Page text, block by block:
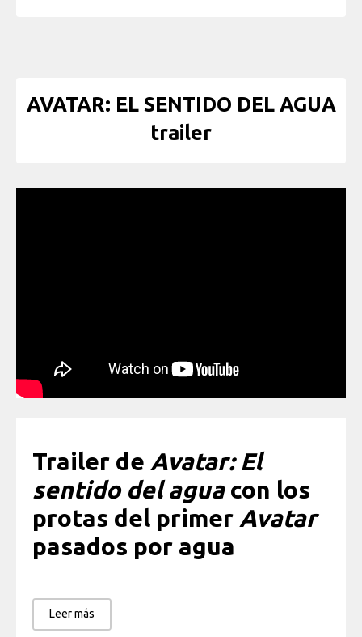
AVATAR: EL SENTIDO DEL AGUA
trailer
Trailer de Avatar: El
sentido del aguacon los
protas del primer Avatar
pasados por agua
Leer más